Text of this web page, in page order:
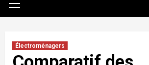
Menu
Électroménagers